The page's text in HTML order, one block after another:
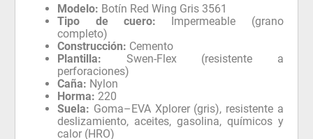
Modelo: Botín Red Wing Gris 3561
Tipo de cuero: Impermeable (grano
completo)
Construcción: Cemento
Plantilla: Swen-Flex (resistente a
perforaciones)
Caña: Nylon
Horma: 220
Suela: Goma–EVA Xplorer (gris), resistente a
deslizamiento, aceites, gasolina, químicos y
calor (HRO)